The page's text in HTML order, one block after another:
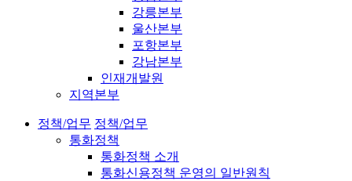
강릉본부
울산본부
포항본부
강남본부
인재개발원
지역본부
정책/업무 정책/업무
통화정책
통화정책 소개
통화신용정책 운영의 일반원칙